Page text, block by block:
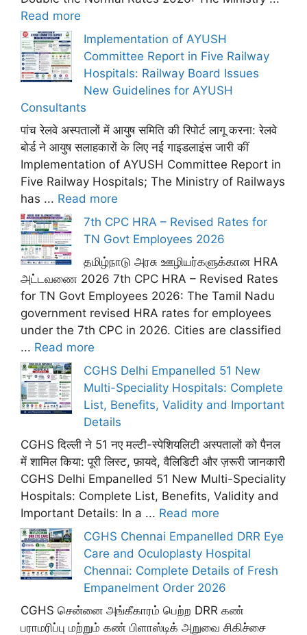
Read more
Implementation of AYUSH
Committee Report in Five Railway
Hospitals: Railway Board Issues
New Guidelines for AYUSH
Consultants
पांच रेलवे अस्पतालों में आयुष समिति की रिपोर्ट लागू करना: रेलवे
बोर्ड ने आयुष सलाहकारों के लिए नई गाइडलाइंस जारी कीं
Implementation of AYUSH Committee Report in
Five Railway Hospitals; The Ministry of Railways
has ... Read more
7th CPC HRA – Revised Rates for
TN Govt Employees 2026
தமிழ்நாடு அரசு ஊழியர்களுக்கான HRA
அட்டவணை 2026 7th CPC HRA – Revised Rates
for TN Govt Employees 2026: The Tamil Nadu
government revised HRA rates for employees
under the 7th CPC in 2026. Cities are classified
... Read more
CGHS Delhi Empanelled 51 New
Multi-Speciality Hospitals: Complete
List, Benefits, Validity and Important
Details
CGHS दिल्ली ने 51 नए मल्टी-स्पेशियलिटी अस्पतालों को पैनल
में शामिल किया: पूरी लिस्ट, फ़ायदे, वैलिडिटी और ज़रूरी जानकारी
CGHS Delhi Empanelled 51 New Multi-Speciality
Hospitals: Complete List, Benefits, Validity and
Important Details: In a ... Read more
CGHS Chennai Empanelled DRR Eye
Care and Oculoplasty Hospital
Chennai: Complete Details of Fresh
Empanelment Order 2026
CGHS சென்னை அங்கீகாரம் பெற்ற DRR கண்
பராமரிப்பு மற்றும் கண் பிளாஸ்டிக் அறுவை சிகிச்சை